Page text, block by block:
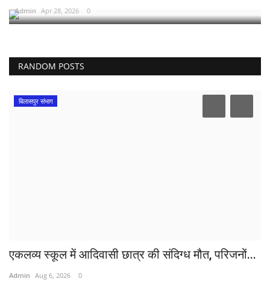
Admin Apr 28, 2026 0
RANDOM POSTS
बिलासपुर संभाग
एकलव्य स्कूल में आदिवासी छात्र की संदिग्ध मौत, परिजनों...
Admin Aug 6, 2026 0